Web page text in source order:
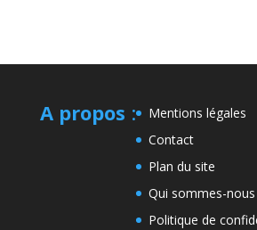
A propos :
Mentions légales
Contact
Plan du site
Qui sommes-nous
Politique de